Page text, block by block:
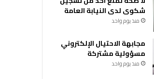
شكوى لدى النيابة العامة
منذ يوم واحد
مجابهة الاحتيال الإلكتروني
مسؤولية مشتركة
منذ يوم واحد